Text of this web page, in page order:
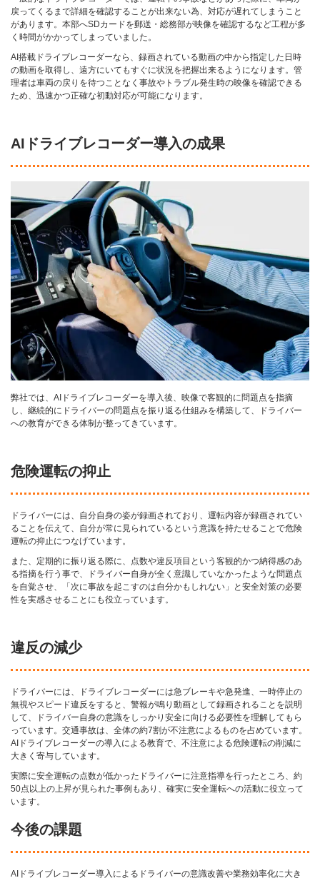
戻ってくるまで詳細を確認することが出来ない為、対応が遅れてしまうこと
があります。本部へSDカードを郵送・総務部が映像を確認するなど工程が多
く時間がかかってしまっていました。
AI搭載ドライブレコーダーなら、録画されている動画の中から指定した日時
の動画を取得し、遠方にいてもすぐに状況を把握出来るようになります。管
理者は車両の戻りを待つことなく事故やトラブル発生時の映像を確認できる
ため、迅速かつ正確な初動対応が可能になります。
AIドライブレコーダー導入の成果
弊社では、AIドライブレコーダーを導入後、映像で客観的に問題点を指摘
し、継続的にドライバーの問題点を振り返る仕組みを構築して、ドライバー
への教育ができる体制が整ってきています。
危険運転の抑止
ドライバーには、自分自身の姿が録画されており、運転内容が録画されてい
ることを伝えて、自分が常に見られているという意識を持たせることで危険
運転の抑止につなげています。
また、定期的に振り返る際に、点数や違反項目という客観的かつ納得感のあ
る指摘を行う事で、ドライバー自身が全く意識していなかったような問題点
を自覚させ、「次に事故を起こすのは自分かもしれない」と安全対策の必要
性を実感させることにも役立っています。
違反の減少
ドライバーには、ドライブレコーダーには急ブレーキや急発進、一時停止の
無視やスピード違反をすると、警報が鳴り動画として録画されることを説明
して、ドライバー自身の意識をしっかり安全に向ける必要性を理解してもら
っています。交通事故は、全体の約7割が不注意によるものを占めています。
AIドライブレコーダーの導入による教育で、不注意による危険運転の削減に
大きく寄与しています。
実際に安全運転の点数が低かったドライバーに注意指導を行ったところ、約
50点以上の上昇が見られた事例もあり、確実に安全運転への活動に役立って
います。
今後の課題
AIドライブレコーダー導入によるドライバーの意識改善や業務効率化に大き